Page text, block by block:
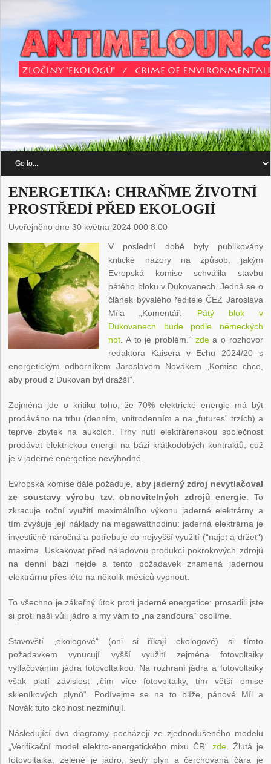
ENERGETIKA: CHRAŇME ŽIVOTNÍ
PROSTŘEDÍ PŘED EKOLOGIÍ
Uveřejněno dne 30 května 2024 000 8:00
V poslední době byly publikovány
kritické názory na způsob, jakým
Evropská komise schválila stavbu
pátého bloku v Dukovanech. Jedná se o
článek bývalého ředitele ČEZ Jaroslava
Míla „Komentář: Pátý blok v
Dukovanech bude podle německých
not. A to je problém.“ zdea o rozhovor
redaktora Kaisera v Echu 2024/20 s
energetickým odborníkem Jaroslavem Novákem „Komise chce,
aby proud z Dukovan byl dražší“.
Zejména jde o kritiku toho, že 70% elektrické energie má být
prodáváno na trhu (denním, vnitrodenním a na „futures“ trzích) a
teprve zbytek na aukcích. Trhy nutí elektrárenskou společnost
prodávat elektrickou energii na bázi krátkodobých kontraktů, což
je v jaderné energetice nevýhodné.
Evropská komise dále požaduje, aby jaderný zdroj nevytlačoval
ze soustavy výrobu tzv. obnovitelných zdrojů energie. To
zkracuje roční využití maximálního výkonu jaderné elektrárny a
tím zvyšuje její náklady na megawatthodinu: jaderná elektrárna je
investičně náročná a potřebuje co nejvyšší využití (“najet a držet“)
maxima. Uskakovat před náladovou produkcí pokrokových zdrojů
na denní bázi nejde a tento požadavek znamená jadernou
elektrárnu přes léto na několik měsíců vypnout.
To všechno je zákeřný útok proti jaderné energetice: prosadili jste
si proti naší vůli jádro a my vám to „na zanďoura“ osolíme.
Stavovští „ekologové“ (oni si říkají ekologové) si tímto
požadavkem vynucují vyšší využití zejména fotovoltaiky
vytlačováním jádra fotovoltaikou. Na rozhraní jádra a fotovoltaiky
však platí závislost „čím více fotovoltaiky, tím větší emise
skleníkových plynů“. Podívejme se na to blíže, pánové Míl a
Novák tuto okolnost nezmiňují.
Následující dva diagramy pocházejí ze zjednodušeného modelu
„Verifikační model elektro-energetického mixu ČR“ zde. Žlutá je
fotovoltaika, zelené je jádro, šedý plyn a čerchovaná čára je